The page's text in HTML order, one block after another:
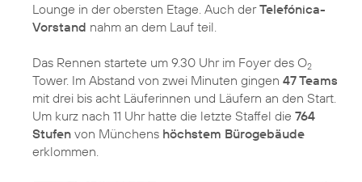
Lounge in der obersten Etage. Auch derTelefónica-
Vorstand nahm an dem Lauf teil.
Das Rennen startete um 9.30 Uhr im Foyer des O2
Tower. Im Abstand von zwei Minuten gingen 47 Teams
mit drei bis acht Läuferinnen und Läufern an den Start.
Um kurz nach 11 Uhr hatte die letzte Staffel die 764
Stufen von Münchens höchstem Bürogebäude
erklommen.